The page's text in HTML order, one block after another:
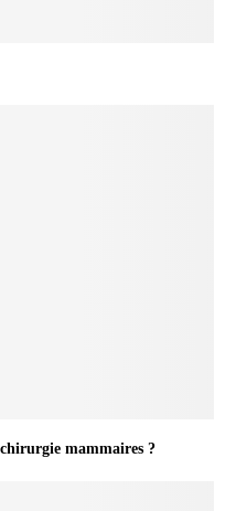
chirurgie mammaires ?